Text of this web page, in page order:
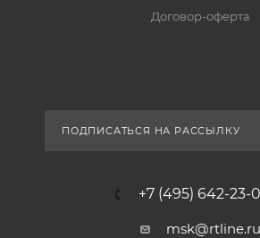
Договор-оферта
ПОДПИСАТЬСЯ НА РАССЫЛКУ
+7 (495) 642-23-
msk@rtline.ru